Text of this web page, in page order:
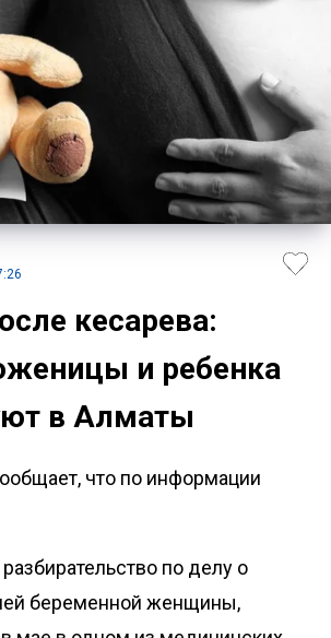
кесарева:
и ребенка
в Алматы
что по информации
по делу о
беременной женщины,